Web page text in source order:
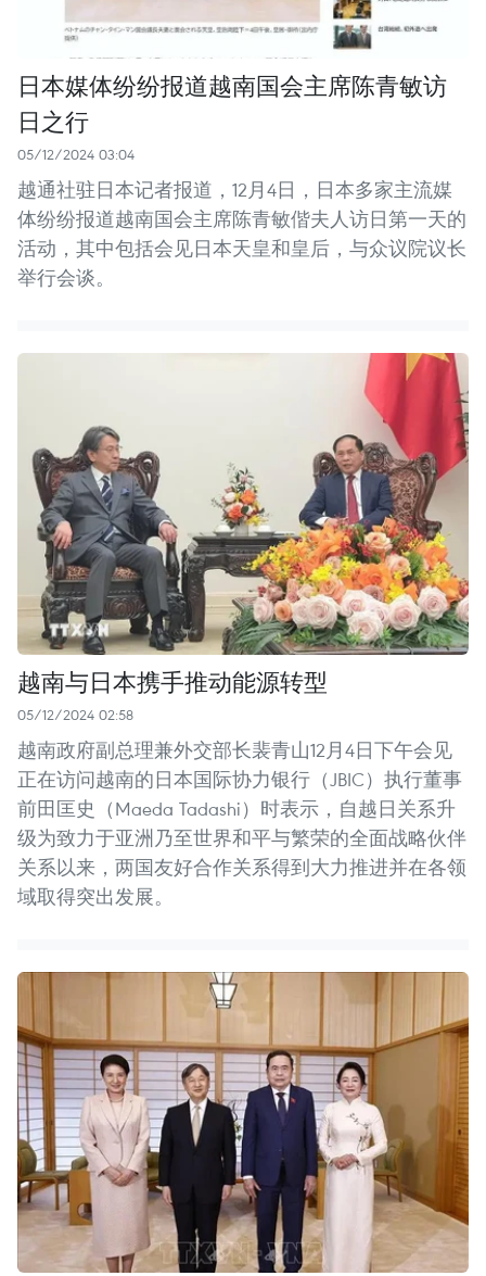
日本媒体纷纷报道越南国会主席陈青敏访
日之行
05/12/2024 03:04
越通社驻日本记者报道，12月4日，日本多家主流媒
体纷纷报道越南国会主席陈青敏偕夫人访日第一天的
活动，其中包括会见日本天皇和皇后，与众议院议长
举行会谈。
越南与日本携手推动能源转型
05/12/2024 02:58
越南政府副总理兼外交部长裴青山12月4日下午会见
正在访问越南的日本国际协力银行（JBIC）执行董事
前田匡史（Maeda Tadashi）时表示，自越日关系升
级为致力于亚洲乃至世界和平与繁荣的全面战略伙伴
关系以来，两国友好合作关系得到大力推进并在各领
域取得突出发展。